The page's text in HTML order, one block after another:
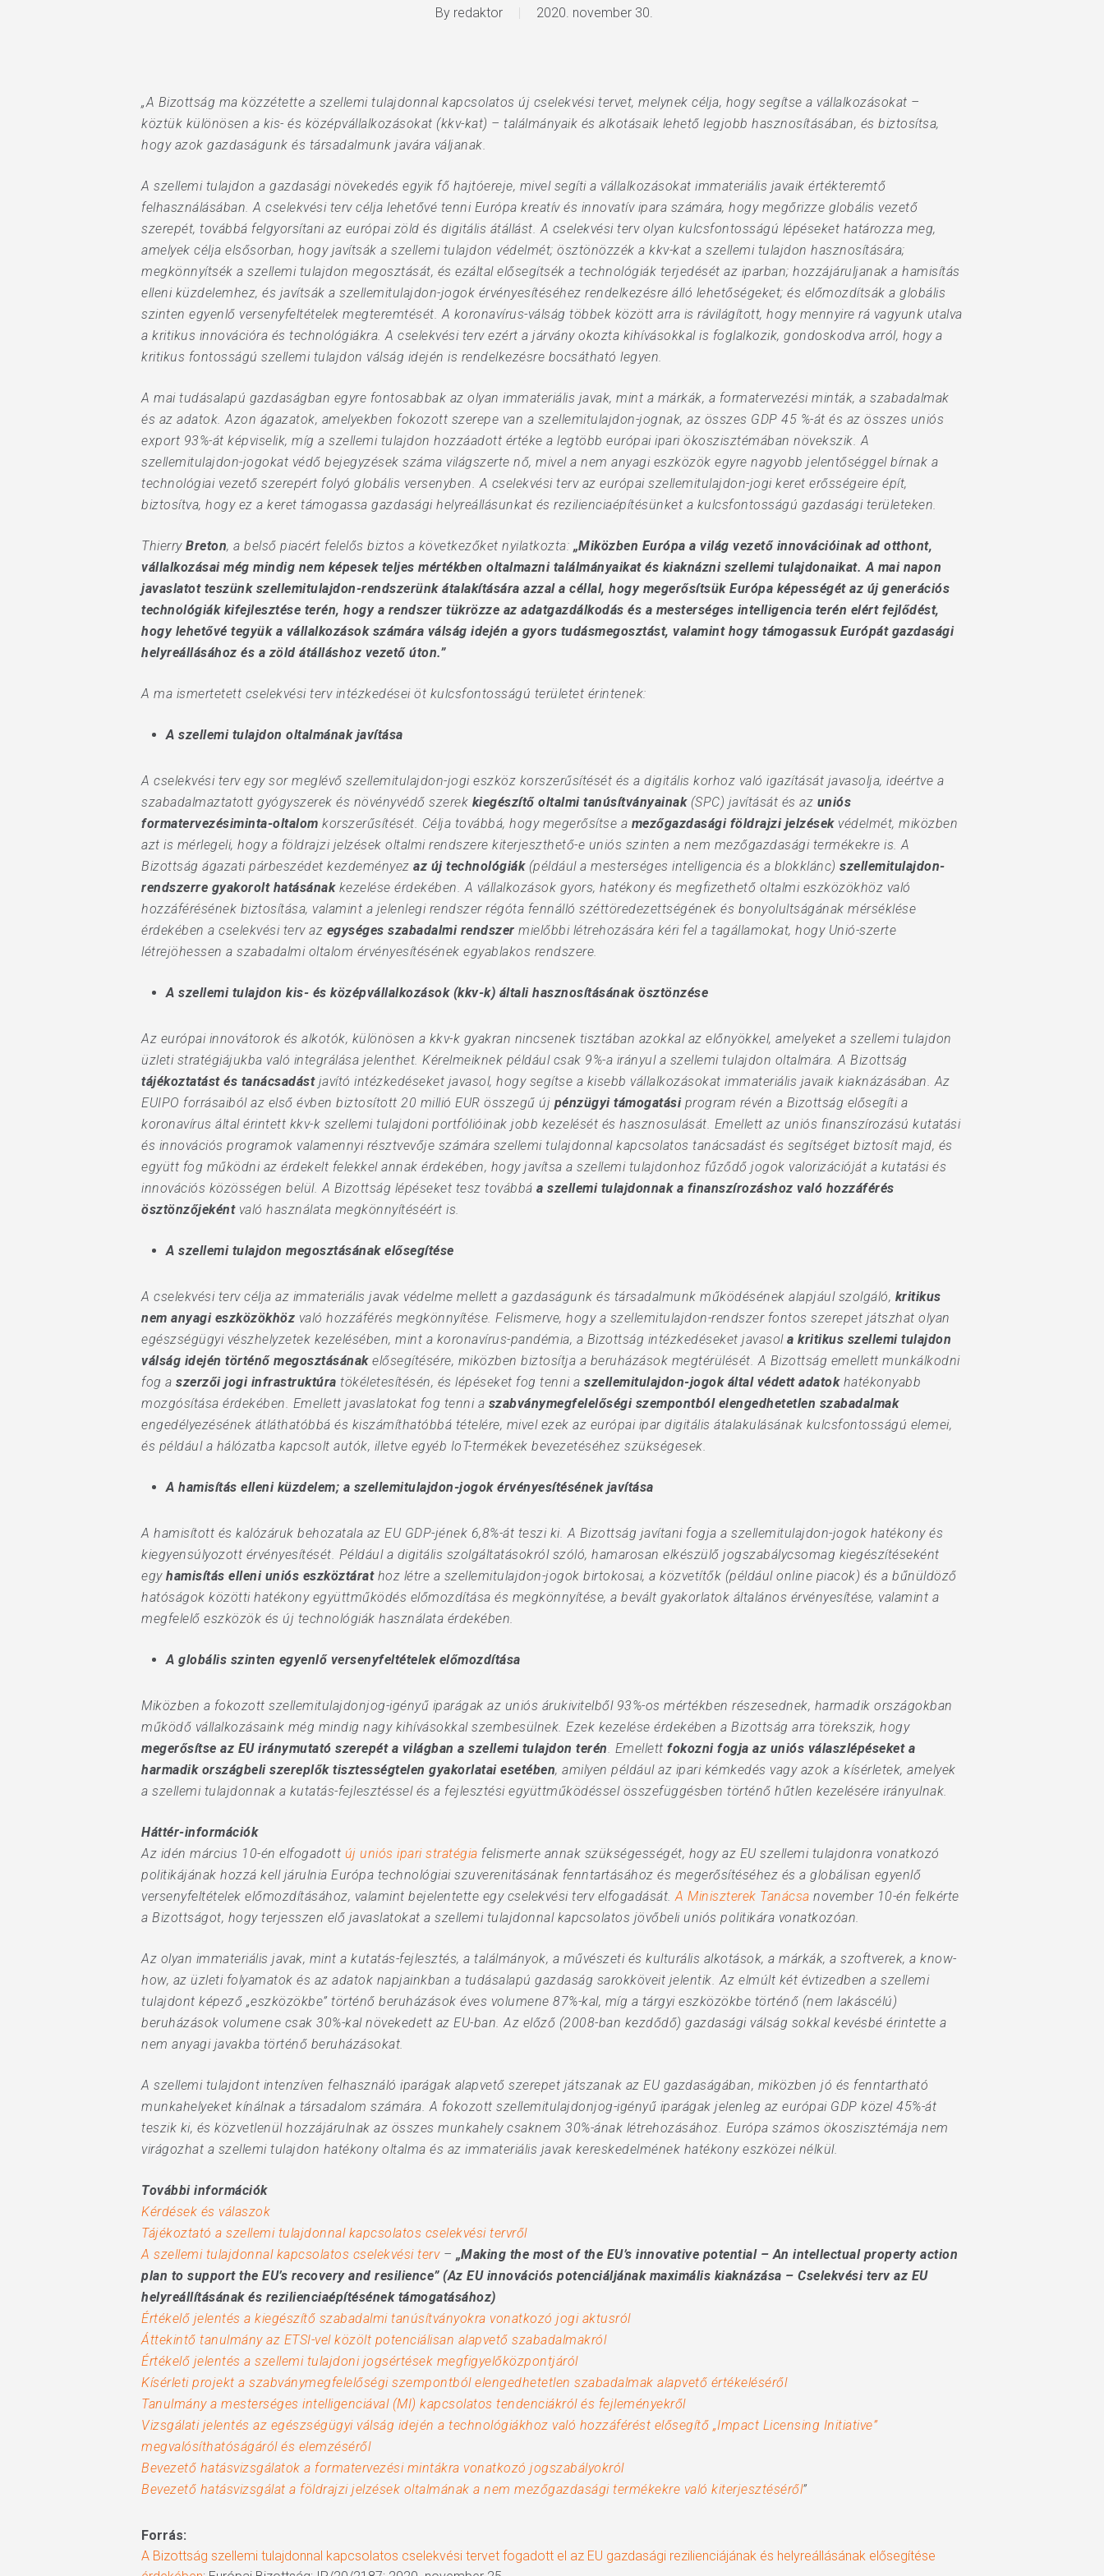
Hit enter to search or ESC to close
By redaktor 2020. november 30.
„A Bizottság ma közzétette a szellemi tulajdonnal kapcsolatos új cselekvési tervet, melynek célja, hogy segítse a vállalkozásokat –
köztük különösen a kis- és középvállalkozásokat (kkv-kat) – találmányaik és alkotásaik lehető legjobb hasznosításában, és biztosítsa,
hogy azok gazdaságunk és társadalmunk javára váljanak.
A szellemi tulajdon a gazdasági növekedés egyik fő hajtóereje, mivel segíti a vállalkozásokat immateriális javaik értékteremtő
felhasználásában. A cselekvési terv célja lehetővé tenni Európa kreatív és innovatív ipara számára, hogy megőrizze globális vezető
szerepét, továbbá felgyorsítani az európai zöld és digitális átállást. A cselekvési terv olyan kulcsfontosságú lépéseket határozza meg,
amelyek célja elsősorban, hogy javítsák a szellemi tulajdon védelmét; ösztönözzék a kkv-kat a szellemi tulajdon hasznosítására;
megkönnyítsék a szellemi tulajdon megosztását, és ezáltal elősegítsék a technológiák terjedését az iparban; hozzájáruljanak a hamisítás
elleni küzdelemhez, és javítsák a szellemitulajdon-jogok érvényesítéséhez rendelkezésre álló lehetőségeket; és előmozdítsák a globális
szinten egyenlő versenyfeltételek megteremtését. A koronavírus-válság többek között arra is rávilágított, hogy mennyire rá vagyunk utalva
a kritikus innovációra és technológiákra. A cselekvési terv ezért a járvány okozta kihívásokkal is foglalkozik, gondoskodva arról, hogy a
kritikus fontosságú szellemi tulajdon válság idején is rendelkezésre bocsátható legyen.
A mai tudásalapú gazdaságban egyre fontosabbak az olyan immateriális javak, mint a márkák, a formatervezési minták, a szabadalmak
és az adatok. Azon ágazatok, amelyekben fokozott szerepe van a szellemitulajdon-jognak, az összes GDP 45 %-át és az összes uniós
export 93%-át képviselik, míg a szellemi tulajdon hozzáadott értéke a legtöbb európai ipari ökoszisztémában növekszik. A
szellemitulajdon-jogokat védő bejegyzések száma világszerte nő, mivel a nem anyagi eszközök egyre nagyobb jelentőséggel bírnak a
technológiai vezető szerepért folyó globális versenyben. A cselekvési terv az európai szellemitulajdon-jogi keret erősségeire épít,
biztosítva, hogy ez a keret támogassa gazdasági helyreállásunkat és rezilienciaépítésünket a kulcsfontosságú gazdasági területeken.
Thierry Breton, a belső piacért felelős biztos a következőket nyilatkozta: „Miközben Európa a világ vezető innovációinak ad otthont,
vállalkozásai még mindig nem képesek teljes mértékben oltalmazni találmányaikat és kiaknázni szellemi tulajdonaikat. A mai napon
javaslatot teszünk szellemitulajdon-rendszerünk átalakítására azzal a céllal, hogy megerősítsük Európa képességét az új generációs
technológiák kifejlesztése terén, hogy a rendszer tükrözze az adatgazdálkodás és a mesterséges intelligencia terén elért fejlődést,
hogy lehetővé tegyük a vállalkozások számára válság idején a gyors tudásmegosztást, valamint hogy támogassuk Európát gazdasági
helyreállásához és a zöld átálláshoz vezető úton.”
A ma ismertetett cselekvési terv intézkedései öt kulcsfontosságú területet érintenek:
A szellemi tulajdon oltalmának javítása
A cselekvési terv egy sor meglévő szellemitulajdon-jogi eszköz korszerűsítését és a digitális korhoz való igazítását javasolja, ideértve a
szabadalmaztatott gyógyszerek és növényvédő szerek kiegészítő oltalmi tanúsítványainak(SPC) javítását és az uniós
formatervezésiminta-oltalom korszerűsítését. Célja továbbá, hogy megerősítse a mezőgazdasági földrajzi jelzésekvédelmét, miközben
azt is mérlegeli, hogy a földrajzi jelzések oltalmi rendszere kiterjeszthető-e uniós szinten a nem mezőgazdasági termékekre is. A
Bizottság ágazati párbeszédet kezdeményez az új technológiák(például a mesterséges intelligencia és a blokklánc) szellemitulajdon-
rendszerre gyakorolt hatásánakkezelése érdekében. A vállalkozások gyors, hatékony és megfizethető oltalmi eszközökhöz való
hozzáférésének biztosítása, valamint a jelenlegi rendszer régóta fennálló széttöredezettségének és bonyolultságának mérséklése
érdekében a cselekvési terv az egységes szabadalmi rendszer mielőbbi létrehozására kéri fel a tagállamokat, hogy Unió-szerte
létrejöhessen a szabadalmi oltalom érvényesítésének egyablakos rendszere.
A szellemi tulajdon kis- és középvállalkozások (kkv-k) általi hasznosításának ösztönzése
Az európai innovátorok és alkotók, különösen a kkv-k gyakran nincsenek tisztában azokkal az előnyökkel, amelyeket a szellemi tulajdon
üzleti stratégiájukba való integrálása jelenthet. Kérelmeiknek például csak 9%-a irányul a szellemi tulajdon oltalmára. A Bizottság
tájékoztatást és tanácsadástjavító intézkedéseket javasol, hogy segítse a kisebb vállalkozásokat immateriális javaik kiaknázásában. Az
EUIPO forrásaiból az első évben biztosított 20 millió EUR összegű új pénzügyi támogatásiprogram révén a Bizottság elősegíti a
koronavírus által érintett kkv-k szellemi tulajdoni portfólióinak jobb kezelését és hasznosulását. Emellett az uniós finanszírozású kutatási
és innovációs programok valamennyi résztvevője számára szellemi tulajdonnal kapcsolatos tanácsadást és segítséget biztosít majd, és
együtt fog működni az érdekelt felekkel annak érdekében, hogy javítsa a szellemi tulajdonhoz fűződő jogok valorizációját a kutatási és
innovációs közösségen belül. A Bizottság lépéseket tesz továbbá a szellemi tulajdonnak a finanszírozáshoz való hozzáférés
ösztönzőjekéntvaló használata megkönnyítéséért is.
A szellemi tulajdon megosztásának elősegítése
A cselekvési terv célja az immateriális javak védelme mellett a gazdaságunk és társadalmunk működésének alapjául szolgáló, kritikus
nem anyagi eszközökhöz való hozzáférés megkönnyítése. Felismerve, hogy a szellemitulajdon-rendszer fontos szerepet játszhat olyan
egészségügyi vészhelyzetek kezelésében, mint a koronavírus-pandémia, a Bizottság intézkedéseket javasol a kritikus szellemi tulajdon
válság idején történő megosztásánakelősegítésére, miközben biztosítja a beruházások megtérülését. A Bizottság emellett munkálkodni
fog a szerzői jogi infrastruktúra tökéletesítésén, és lépéseket fog tenni a szellemitulajdon-jogok által védett adatokhatékonyabb
mozgósítása érdekében. Emellett javaslatokat fog tenni a szabványmegfelelőségi szempontból elengedhetetlen szabadalmak
engedélyezésének átláthatóbbá és kiszámíthatóbbá tételére, mivel ezek az európai ipar digitális átalakulásának kulcsfontosságú elemei,
és például a hálózatba kapcsolt autók, illetve egyéb IoT-termékek bevezetéséhez szükségesek.
A hamisítás elleni küzdelem; a szellemitulajdon-jogok érvényesítésének javítása
A hamisított és kalózáruk behozatala az EU GDP-jének 6,8%-át teszi ki. A Bizottság javítani fogja a szellemitulajdon-jogok hatékony és
kiegyensúlyozott érvényesítését. Például a digitális szolgáltatásokról szóló, hamarosan elkészülő jogszabálycsomag kiegészítéseként
egy hamisítás elleni uniós eszköztárathoz létre a szellemitulajdon-jogok birtokosai, a közvetítők (például online piacok) és a bűnüldöző
hatóságok közötti hatékony együttműködés előmozdítása és megkönnyítése, a bevált gyakorlatok általános érvényesítése, valamint a
megfelelő eszközök és új technológiák használata érdekében.
A globális szinten egyenlő versenyfeltételek előmozdítása
Miközben a fokozott szellemitulajdonjog-igényű iparágak az uniós árukivitelből 93%-os mértékben részesednek, harmadik országokban
működő vállalkozásaink még mindig nagy kihívásokkal szembesülnek. Ezek kezelése érdekében a Bizottság arra törekszik, hogy
megerősítse az EU iránymutató szerepét a világban a szellemi tulajdon terén. Emellett fokozni fogja az uniós válaszlépéseket a
harmadik országbeli szereplők tisztességtelen gyakorlatai esetében, amilyen például az ipari kémkedés vagy azok a kísérletek, amelyek
a szellemi tulajdonnak a kutatás-fejlesztéssel és a fejlesztési együttműködéssel összefüggésben történő hűtlen kezelésére irányulnak.
Háttér-információk
Az idén március 10-én elfogadott új uniós ipari stratégia felismerte annak szükségességét, hogy az EU szellemi tulajdonra vonatkozó
politikájának hozzá kell járulnia Európa technológiai szuverenitásának fenntartásához és megerősítéséhez és a globálisan egyenlő
versenyfeltételek előmozdításához, valamint bejelentette egy cselekvési terv elfogadását.A Miniszterek Tanácsa november 10-én felkérte
a Bizottságot, hogy terjesszen elő javaslatokat a szellemi tulajdonnal kapcsolatos jövőbeli uniós politikára vonatkozóan.
Az olyan immateriális javak, mint a kutatás-fejlesztés, a találmányok, a művészeti és kulturális alkotások, a márkák, a szoftverek, a know-
how, az üzleti folyamatok és az adatok napjainkban a tudásalapú gazdaság sarokköveit jelentik. Az elmúlt két évtizedben a szellemi
tulajdont képező „eszközökbe” történő beruházások éves volumene 87%-kal, míg a tárgyi eszközökbe történő (nem lakáscélú)
beruházások volumene csak 30%-kal növekedett az EU-ban. Az előző (2008-ban kezdődő) gazdasági válság sokkal kevésbé érintette a
nem anyagi javakba történő beruházásokat.
A szellemi tulajdont intenzíven felhasználó iparágak alapvető szerepet játszanak az EU gazdaságában, miközben jó és fenntartható
munkahelyeket kínálnak a társadalom számára. A fokozott szellemitulajdonjog-igényű iparágak jelenleg az európai GDP közel 45%-át
teszik ki, és közvetlenül hozzájárulnak az összes munkahely csaknem 30%-ának létrehozásához. Európa számos ökoszisztémája nem
virágozhat a szellemi tulajdon hatékony oltalma és az immateriális javak kereskedelmének hatékony eszközei nélkül.
További információk
Kérdések és válaszok
Tájékoztató a szellemi tulajdonnal kapcsolatos cselekvési tervről
A szellemi tulajdonnal kapcsolatos cselekvési terv– „Making the most of the EU’s innovative potential – An intellectual property action
plan to support the EU’s recovery and resilience” (Az EU innovációs potenciáljának maximális kiaknázása – Cselekvési terv az EU
helyreállításának és rezilienciaépítésének támogatásához)
Értékelő jelentés a kiegészítő szabadalmi tanúsítványokra vonatkozó jogi aktusról
Áttekintő tanulmány az ETSI-vel közölt potenciálisan alapvető szabadalmakról
Értékelő jelentés a szellemi tulajdoni jogsértések megfigyelőközpontjáról
Kísérleti projekt a szabványmegfelelőségi szempontból elengedhetetlen szabadalmak alapvető értékeléséről
Tanulmány a mesterséges intelligenciával (MI) kapcsolatos tendenciákról és fejleményekről
Vizsgálati jelentés az egészségügyi válság idején a technológiákhoz való hozzáférést elősegítő „Impact Licensing Initiative”
megvalósíthatóságáról és elemzéséről
Bevezető hatásvizsgálatok a formatervezési mintákra vonatkozó jogszabályokról
Bevezető hatásvizsgálat a földrajzi jelzések oltalmának a nem mezőgazdasági termékekre való kiterjesztéséről”
Forrás:
A Bizottság szellemi tulajdonnal kapcsolatos cselekvési tervet fogadott el az EU gazdasági rezilienciájának és helyreállásának elősegítése